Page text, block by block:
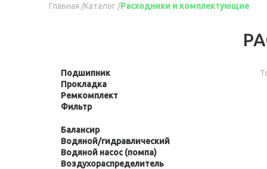
Главная /Каталог /Расходники и комплектующие
Подшипник
filter
Прокладка
Прокладка
Ремкомплект
ФильтрApply
filter
БалансирApply
Балансир
filter
Водяной/гидравлический
Водяной насос (помпа)
Водяной
Воздухораспределитель